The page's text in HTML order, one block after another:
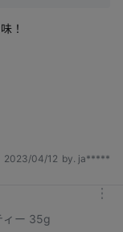
！
2023/04/12 by. ja*****
ィー 35g